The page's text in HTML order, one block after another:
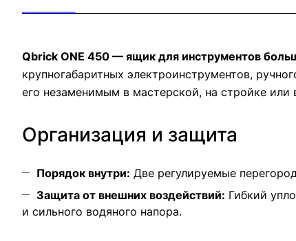
Qbrick ONE 450 — ящик для инструментов
крупногабаритных электроинструментов,
его незаменимым в мастерской, на стройке или
Организация и защита
Порядок внутри: Две регулируемые
Защита от внешних воздействий: Гибкий
и сильного водяного напора.